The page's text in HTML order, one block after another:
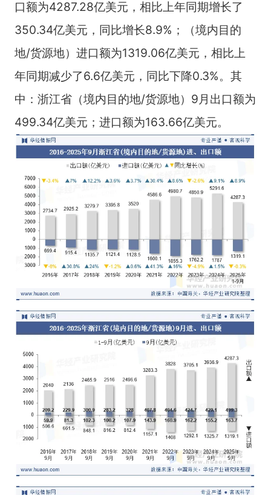
口额为4287.28亿美元，相比上年同期增长了
350.34亿美元，同比增长8.9%；（境内目的
地/货源地）进口额为1319.06亿美元，相比上
年同期减少了6.6亿美元，同比下降0.3%。其
中：浙江省（境内目的地/货源地）9月出口额为
499.34亿美元；进口额为163.66亿美元。